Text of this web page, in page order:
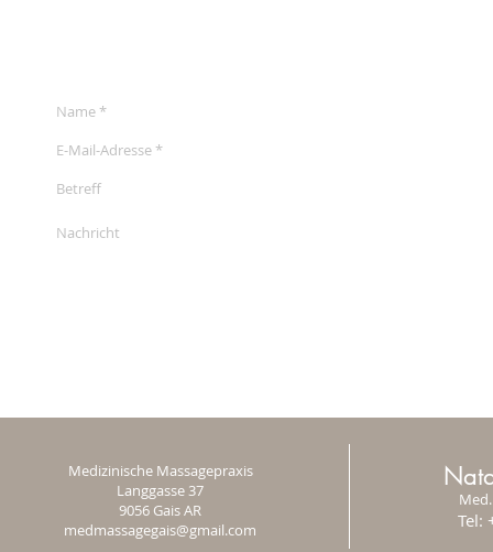
Tel:
Medizinische Massagepraxis
Langgasse 37
9056 Gais AR
medmassagegais@gmail.com